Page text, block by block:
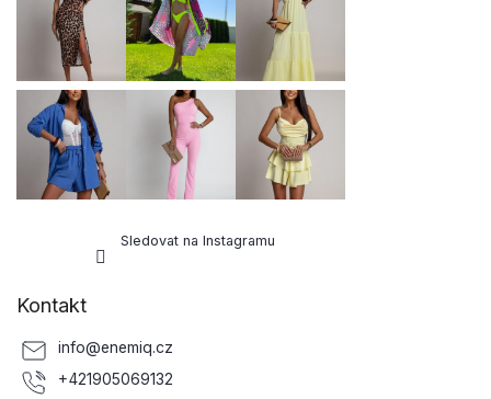
Sledovat na Instagramu
Kontakt
info@enemiq.cz
+421905069132